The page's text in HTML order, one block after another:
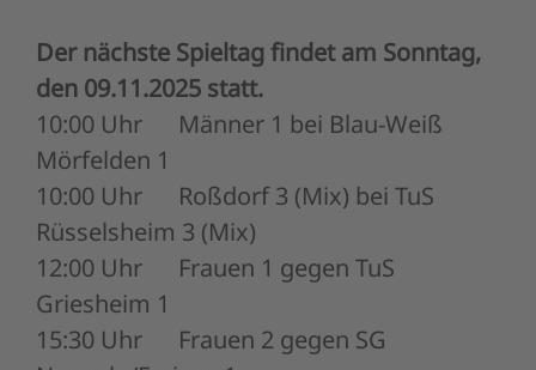
Der nächste Spieltag findet am Sonntag,
den 09.11.2025 statt.
10:00 Uhr Männer 1 bei Blau-Weiß
Mörfelden 1
10:00 Uhr Roßdorf 3 (Mix) bei TuS
Rüsselsheim 3 (Mix)
12:00 Uhr Frauen 1 gegen TuS
Griesheim 1
15:30 Uhr Frauen 2 gegen SG